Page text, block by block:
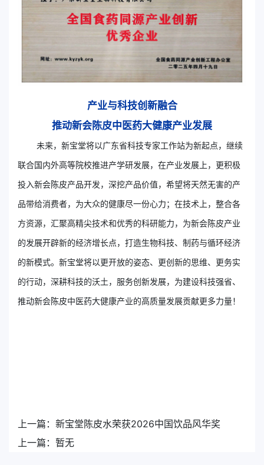
产业与科技创新融合
推动新会陈皮中医药大健康产业发展
未来，新宝堂将以广东省科技专家工作站为新起点，继续
联合国内外高等院校推进产学研发展，在产业发展上，更积极
投入新会陈皮产品开发，深挖产品价值，希望将天然无害的产
品带给消费者，为大众的健康尽一份心力；在技术上，整合各
方资源，汇聚高精尖技术和优秀的科研能力，为新会陈皮产业
的发展开辟新的经济增长点，打造生物科技、制药与循环经济
的新模式。新宝堂将以更开放的姿态、更创新的思维、更务实
的行动，深耕科技的沃土，服务创新发展，为建设科技强省、
推动新会陈皮中医药大健康产业的高质量发展贡献更多力量！
上一篇： 新宝堂陈皮水荣获2026中国饮品风华奖
上一篇： 暂无